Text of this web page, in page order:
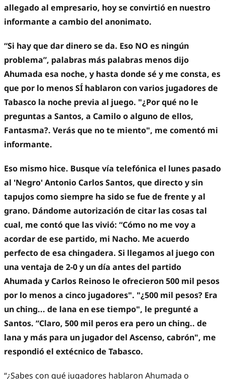
allegado al empresario, hoy se convirtió en nuestro
informante a cambio del anonimato.
“Si hay que dar dinero se da. Eso NO es ningún
problema”, palabras más palabras menos dijo
Ahumada esa noche, y hasta donde sé y me consta, es
que por lo menos SÍ hablaron con varios jugadores de
Tabasco la noche previa al juego. "¿Por qué no le
preguntas a Santos, a Camilo o alguno de ellos,
Fantasma?. Verás que no te miento", me comentó mi
informante.
Eso mismo hice. Busque vía telefónica el lunes pasado
al 'Negro' Antonio Carlos Santos, que directo y sin
tapujos como siempre ha sido se fue de frente y al
grano. Dándome autorización de citar las cosas tal
cual, me contó que las vivió: “Cómo no me voy a
acordar de ese partido, mi Nacho. Me acuerdo
perfecto de esa chingadera. Si llegamos al juego con
una ventaja de 2-0 y un día antes del partido
Ahumada y Carlos Reinoso le ofrecieron 500 mil pesos
por lo menos a cinco jugadores". "¿500 mil pesos? Era
un ching... de lana en ese tiempo", le pregunté a
Santos. “Claro, 500 mil peros era pero un ching.. de
lana y más para un jugador del Ascenso, cabrón", me
respondió el extécnico de Tabasco.
“¿Sabes con qué jugadores hablaron Ahumada o